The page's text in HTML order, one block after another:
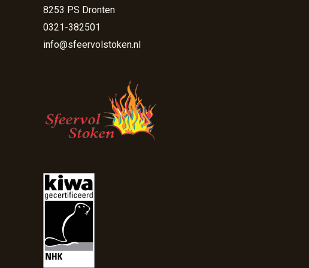
8253 PS Dronten
0321-382501
info@sfeervolstoken.nl